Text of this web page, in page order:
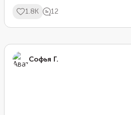
зависит от предпочтений.
блюдо понравилось даже тем,
равнодушен.
1.8K 12
Софья Г.